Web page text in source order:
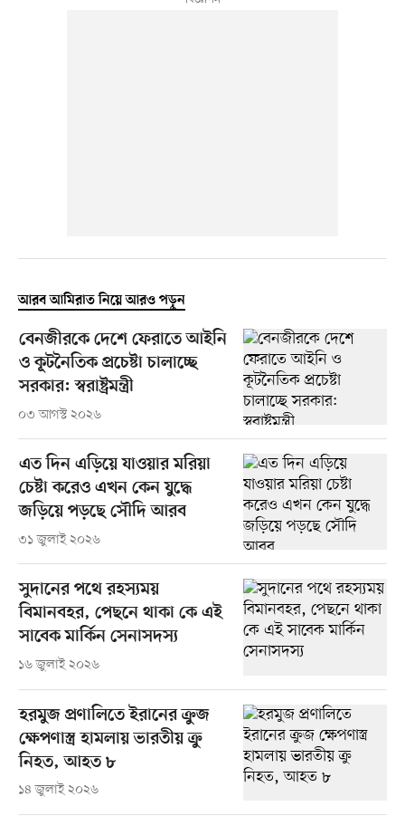
আরব আমিরাত নিয়ে আরও পড়ুন
বেনজীরকে দেশে ফেরাতে আইনি
ও কূটনৈতিক প্রচেষ্টা চালাচ্ছে
সরকার: স্বরাষ্ট্রমন্ত্রী
০৩ আগস্ট ২০২৬
এত দিন এড়িয়ে যাওয়ার মরিয়া
চেষ্টা করেও এখন কেন যুদ্ধে
জড়িয়ে পড়ছে সৌদি আরব
৩১ জুলাই ২০২৬
সুদানের পথে রহস্যময়
বিমানবহর, পেছনে থাকা কে এই
সাবেক মার্কিন সেনাসদস্য
১৬ জুলাই ২০২৬
হরমুজ প্রণালিতে ইরানের ক্রুজ
ক্ষেপণাস্ত্র হামলায় ভারতীয় ক্রু
নিহত, আহত ৮
১৪ জুলাই ২০২৬